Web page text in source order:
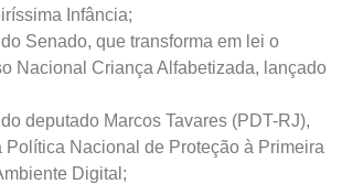
Infância;
Senado, que transforma em lei o
Nacional Criança Alfabetizada, lançado
deputado Marcos Tavares (PDT-RJ),
Política Nacional de Proteção à Primeira
Digital;